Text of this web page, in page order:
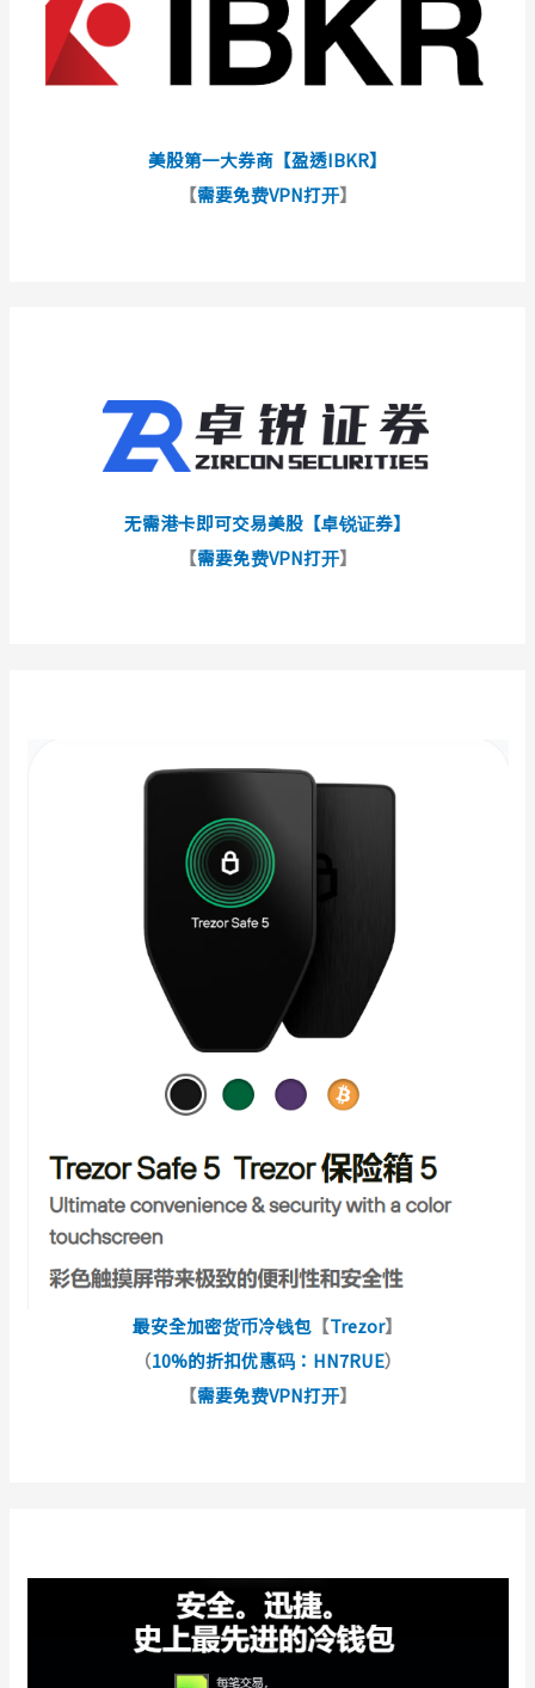
美股第一大券商【盈透IBKR】
【需要免费VPN打开】
无需港卡即可交易美股【卓锐证券】
【需要免费VPN打开】
最安全加密货币冷钱包 【Trezor】
（10%的折扣优惠码：HN7RUE）
【需要免费VPN打开】